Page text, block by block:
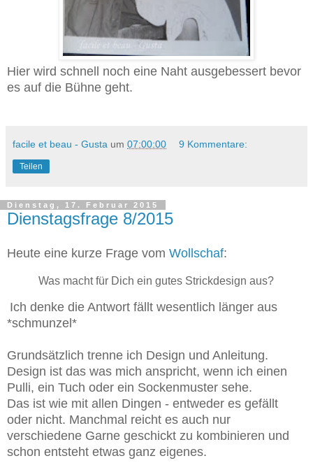
Hier wird schnell noch eine Naht ausgebessert bevor
es auf die Bühne geht.
facile et beau - Gusta um 07:00:00 9 Kommentare:
Teilen
Dienstag, 17. Februar 2015
Dienstagsfrage 8/2015
Heute eine kurze Frage vom Wollschaf:
Was macht für Dich ein gutes Strickdesign aus?
Ich denke die Antwort fällt wesentlich länger aus
*schmunzel*
Grundsätzlich trenne ich Design und Anleitung.
Design ist das was mich anspricht, wenn ich einen
Pulli, ein Tuch oder ein Sockenmuster sehe.
Das ist wie mit allen Dingen - entweder es gefällt
oder nicht. Manchmal reicht es auch nur
verschiedene Garne geschickt zu kombinieren und
schon entsteht etwas ganz eigenes.